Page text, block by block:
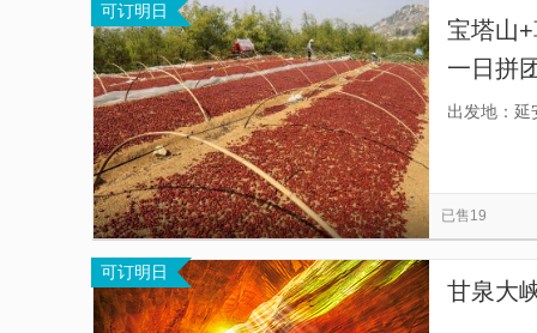
可订明日
宝塔山
一日拼
出发地：延
已售19
可订明日
甘泉大